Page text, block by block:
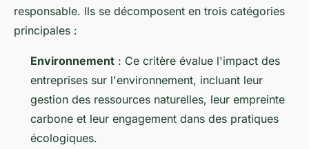
responsable. Ils se décomposent en trois catégories
principales :
Environnement : Ce critère évalue l'impact des
entreprises sur l'environnement, incluant leur
gestion des ressources naturelles, leur empreinte
carbone et leur engagement dans des pratiques
écologiques.